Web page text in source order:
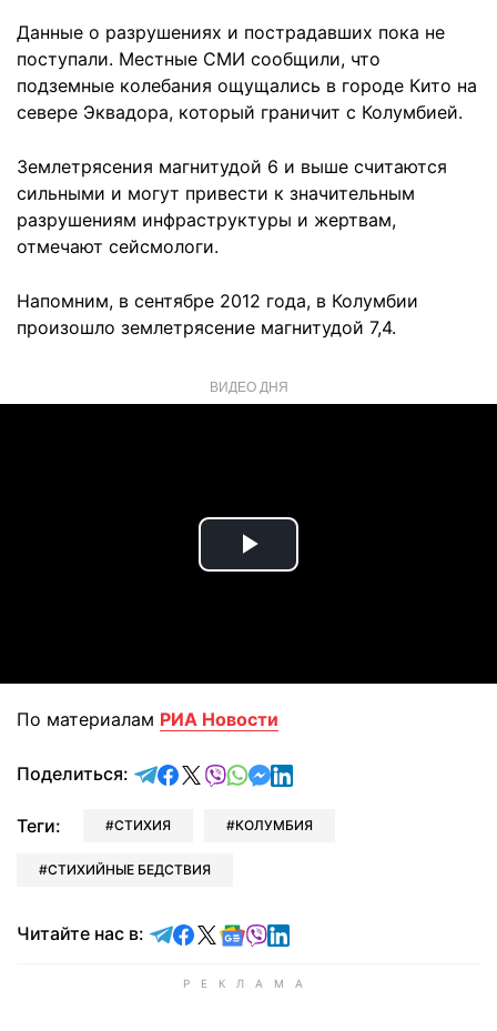
Данные о разрушениях и пострадавших пока не
поступали. Местные СМИ сообщили, что
подземные колебания ощущались в городе Кито на
севере Эквадора, который граничит с Колумбией.
Землетрясения магнитудой 6 и выше считаются
сильными и могут привести к значительным
разрушениям инфраструктуры и жертвам,
отмечают сейсмологи.
Напомним, в сентябре 2012 года, в Колумбии
произошло землетрясение магнитудой 7,4.
ВИДЕО ДНЯ
Play
По материалам РИА Новости
Поделиться: отправить в Telegram
поделиться в Facebook
поделиться в X
отправить в Viber
отправить в Whatsapp
отправить в Messenger
отправить в LinkedIn
Теги: СТИХИЯ КОЛУМБИЯ
СТИХИЙНЫЕ БЕДСТВИЯ
Читайте нас в: Читайте в Telegram
Читайте в Facebook
Читайте в X
Читайте в Google news
Читайте в Viber
Читайте в LinkedIn